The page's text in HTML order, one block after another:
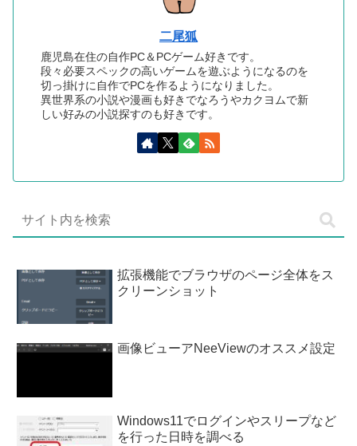
二尾狐
鹿児島在住の自作PC＆PCゲーム好きです。
段々必要スペックの高いゲームを遊ぶようになるのを
切っ掛けに自作でPCを作るようになりました。
異世界系の小説や漫画も好きでなろうやカクヨムで新
しい好みの小説探すのも好きです。
拡張機能でブラウザのページ全体をス
クリーンショット
画像ビューアNeeViewのオススメ設定
Windows11でログインやスリープなど
を行った日時を調べる